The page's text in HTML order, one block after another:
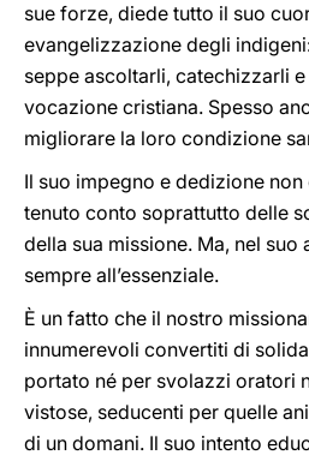
sue forze, diede tutto il suo
evangelizzazione degli
seppe ascoltarli, catechizzarli
vocazione cristiana. Spesso
migliorare la loro condizione
Il suo impegno e dedizione
tenuto conto soprattutto delle
della sua missione. Ma, nel suo
sempre all’essenziale.
È un fatto che il nostro
innumerevoli convertiti di
portato né per svolazzi oratori
vistose, seducenti per quelle
di un domani. Il suo intento